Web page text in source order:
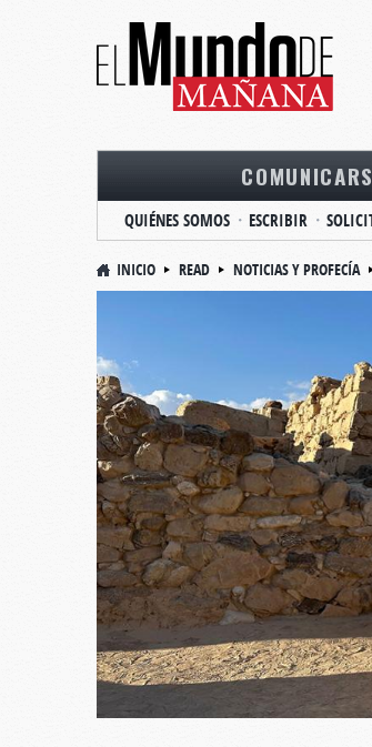
QUIÉNES SOMOS ESCRIBIR
INICIO READ NOTICIAS Y PROFECÍA